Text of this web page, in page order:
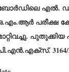
എൽ. ഡി.
പരീക്ഷ
പുതുക്കിയ
3164/